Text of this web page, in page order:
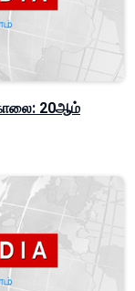
20ஆம்